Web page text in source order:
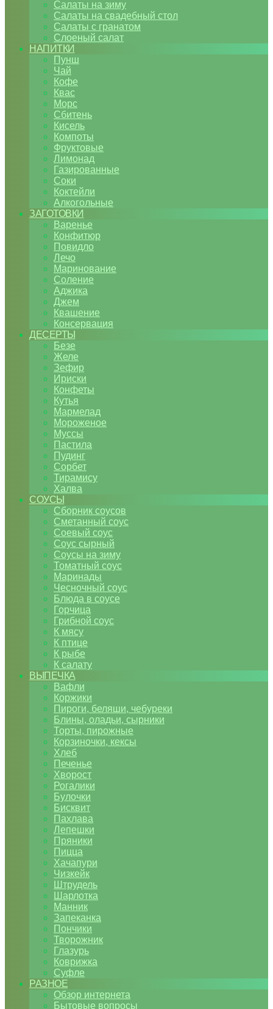
Салаты на зиму
Салаты на свадебный стол
Салаты с гранатом
Слоеный салат
НАПИТКИ
Пунш
Чай
Кофе
Квас
Морс
Сбитень
Кисель
Компоты
Фруктовые
Лимонад
Газированные
Соки
Коктейли
Алкогольные
ЗАГОТОВКИ
Варенье
Конфитюр
Повидло
Лечо
Маринование
Соление
Аджика
Джем
Квашение
Консервация
ДЕСЕРТЫ
Безе
Желе
Зефир
Ириски
Конфеты
Кутья
Мармелад
Мороженое
Муссы
Пастила
Пудинг
Сорбет
Тирамису
Халва
СОУСЫ
Сборник соусов
Сметанный соус
Соевый соус
Соус сырный
Соусы на зиму
Томатный соус
Маринады
Чесночный соус
Блюда в соусе
Горчица
Грибной соус
К мясу
К птице
К рыбе
К салату
ВЫПЕЧКА
Вафли
Коржики
Пироги, беляши, чебуреки
Блины, оладьи, сырники
Торты, пирожные
Корзиночки, кексы
Хлеб
Печенье
Хворост
Рогалики
Булочки
Бисквит
Пахлава
Лепешки
Пряники
Пицца
Хачапури
Чизкейк
Штрудель
Шарлотка
Манник
Запеканка
Пончики
Творожник
Глазурь
Коврижка
Суфле
РАЗНОЕ
Обзор интернета
Бытовые вопросы